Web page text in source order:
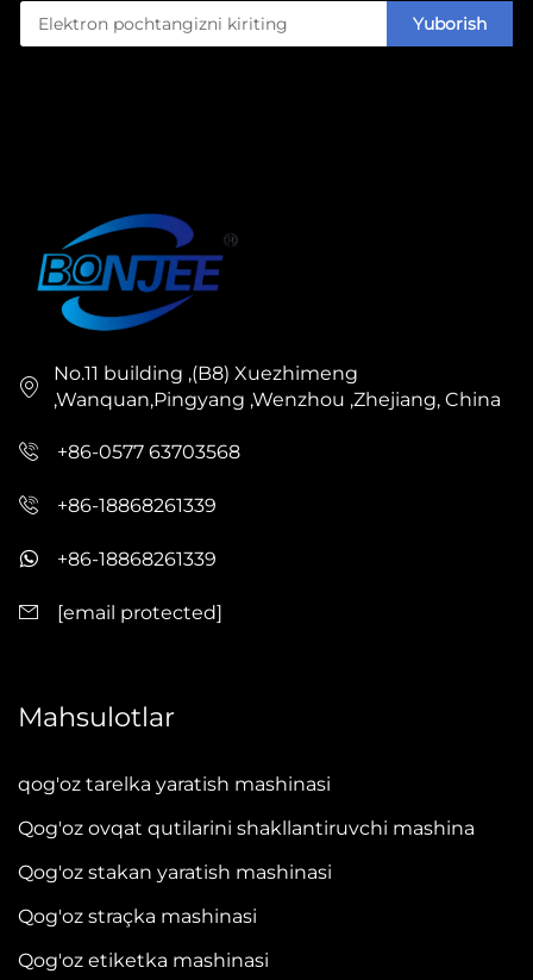
Yuborish
No.11 building ,(B8) Xuezhimeng
,Wanquan,Pingyang ,Wenzhou ,Zhejiang, China
+86-0577 63703568
+86-18868261339
+86-18868261339
[email protected]
Mahsulotlar
qog'oz tarelka yaratish mashinasi
Qog'oz ovqat qutilarini shakllantiruvchi mashina
Qog'oz stakan yaratish mashinasi
Qog'oz straçka mashinasi
Qog'oz etiketka mashinasi